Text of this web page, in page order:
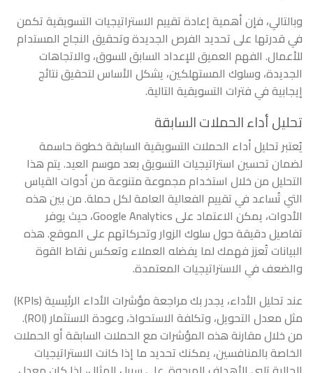
وبالتالي، فإن أهمية إعادة تقييم الاستراتيجيات التسويقية تكمن
في قدرتها على تحديد الفرص الجديدة وتحقيق النجاح المستدام
للأعمال. الفهم العميق للإعداد السابق للسوق، والاتجاهات
الجديدة، وسلوك المستهلكين، يشكل الأساس لتحقيق نتائج
إيجابية في فترات التسويقية التالية.
تحليل أداء الحملات السابقة
يُعتبر تحليل أداء الحملات التسويقية السابقة خطوة حاسمة
لضمان تحسين استراتيجيات التسويق بعد موسم العيد. يتم هذا
التحليل من خلال استخدام مجموعة متنوعة من أدوات القياس
التي تُساعد في تقييم الفعالية العامة لكل حملة. من بين هذه
الأدوات، يمكن الاعتماد على Google Analytics، حيث يوفر
تفاصيل دقيقة حول سلوك الزوار وتحركاتهم على الموقع. هذه
البيانات تُعزز فهمك لما يفضله العملاء وتعكس نقاط القوة
والضعف في الاستراتيجيات المعتمدة.
عند تحليل الأداء، يجدر بك مراجعة مؤشرات الأداء الرئيسية (KPIs)
مثل معدل التحويل، وتكلفة الاستحواذ، وعودة الاستثمار (ROI).
من خلال مقارنة هذه المؤشرات مع الحملات السابقة أو الحملات
الخاصة بالمنافسين، يمكنك تحديد ما إذا كانت الاستراتيجيات